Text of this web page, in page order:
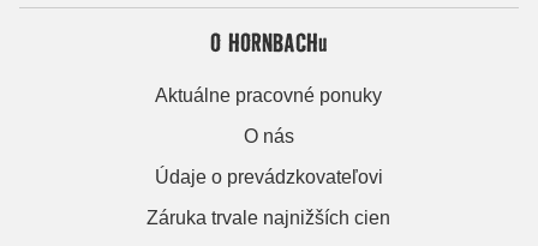
O HORNBACHu
Aktuálne pracovné ponuky
O nás
Údaje o prevádzkovateľovi
Záruka trvale najnižších cien